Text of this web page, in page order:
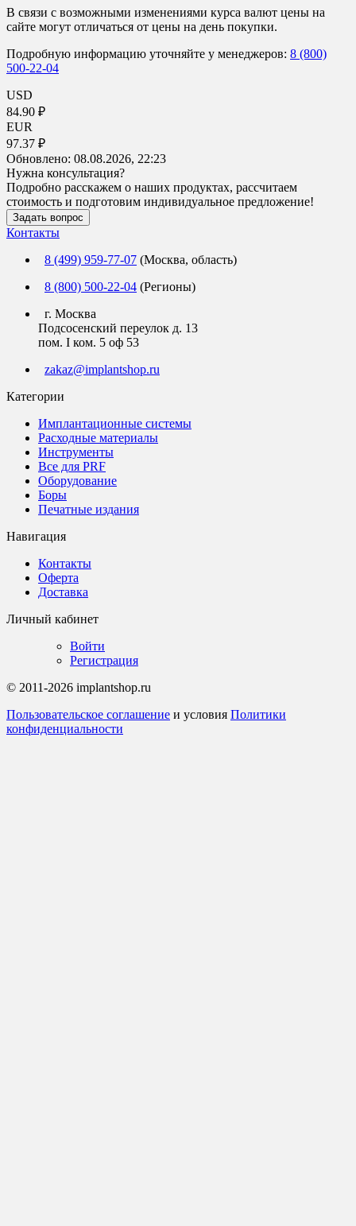
В связи с возможными изменениями курса валют цены на
сайте могут отличаться от цены на день покупки.
Подробную информацию уточняйте у менеджеров: 8 (800)
500-22-04
USD
84.90 ₽
EUR
97.37 ₽
Обновлено: 08.08.2026, 22:23
Нужна консультация?
Подробно расскажем о наших продуктах, рассчитаем
стоимость и подготовим индивидуальное предложение!
Задать вопрос
Контакты
8 (499) 959-77-07 (Москва, область)
8 (800) 500-22-04 (Регионы)
г. Москва
Подсосенский переулок д. 13
пом. I ком. 5 оф 53
zakaz@implantshop.ru
Категории
Имплантационные системы
Расходные материалы
Инструменты
Все для PRF
Оборудование
Боры
Печатные издания
Навигация
Контакты
Оферта
Доставка
Личный кабинет
Войти
Регистрация
© 2011-2026 implantshop.ru
Пользовательское соглашение и условия Политики
конфиденциальности